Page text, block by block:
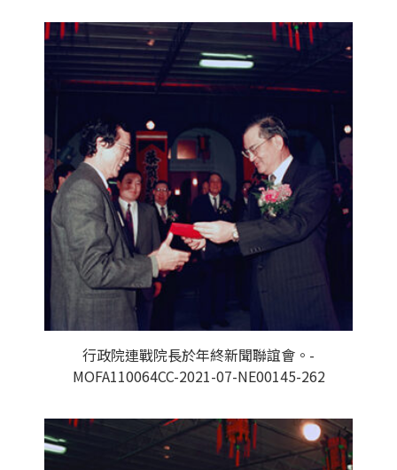
行政院連戰院長於年終新聞聯誼會。-
MOFA110064CC-2021-07-NE00145-262